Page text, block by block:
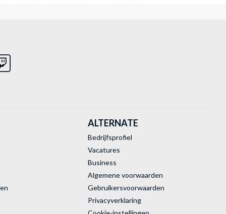
ALTERNATE
Bedrijfsprofiel
Vacatures
Business
Algemene voorwaarden
Gebruikersvoorwaarden
Privacyverklaring